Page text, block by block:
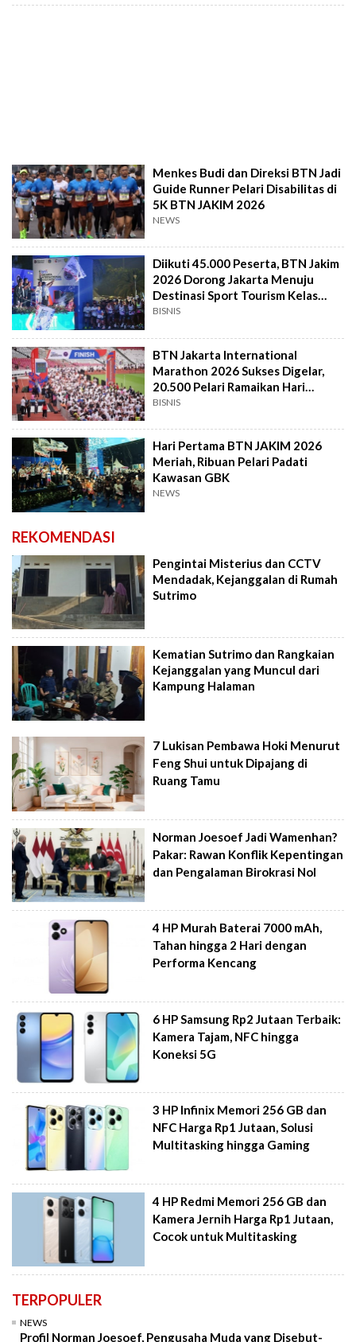
Menkes Budi dan Direksi BTN Jadi
Guide Runner Pelari Disabilitas di
5K BTN JAKIM 2026
NEWS
Diikuti 45.000 Peserta, BTN Jakim
2026 Dorong Jakarta Menuju
Destinasi Sport Tourism Kelas
Dunia
BISNIS
BTN Jakarta International
Marathon 2026 Sukses Digelar,
20.500 Pelari Ramaikan Hari
Pertama
BISNIS
Hari Pertama BTN JAKIM 2026
Meriah, Ribuan Pelari Padati
Kawasan GBK
NEWS
REKOMENDASI
Pengintai Misterius dan CCTV
Mendadak, Kejanggalan di Rumah
Sutrimo
Kematian Sutrimo dan Rangkaian
Kejanggalan yang Muncul dari
Kampung Halaman
7 Lukisan Pembawa Hoki Menurut
Feng Shui untuk Dipajang di
Ruang Tamu
Norman Joesoef Jadi Wamenhan?
Pakar: Rawan Konflik Kepentingan
dan Pengalaman Birokrasi Nol
4 HP Murah Baterai 7000 mAh,
Tahan hingga 2 Hari dengan
Performa Kencang
6 HP Samsung Rp2 Jutaan Terbaik:
Kamera Tajam, NFC hingga
Koneksi 5G
3 HP Infinix Memori 256 GB dan
NFC Harga Rp1 Jutaan, Solusi
Multitasking hingga Gaming
4 HP Redmi Memori 256 GB dan
Kamera Jernih Harga Rp1 Jutaan,
Cocok untuk Multitasking
TERPOPULER
NEWS
Profil Norman Joesoef, Pengusaha Muda yang Disebut-